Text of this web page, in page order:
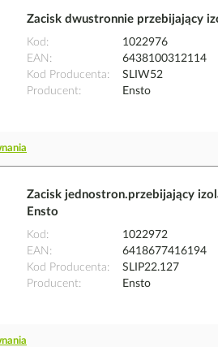
Zacisk dwustronnie przebijający
Kod
1022976
EAN
6438100312114
Kod Producenta
SLIW52
Producent
Ensto
Zacisk jednostron.przebijający
Ensto
Kod
1022972
EAN
6418677416194
Kod Producenta
SLIP22.127
Producent
Ensto